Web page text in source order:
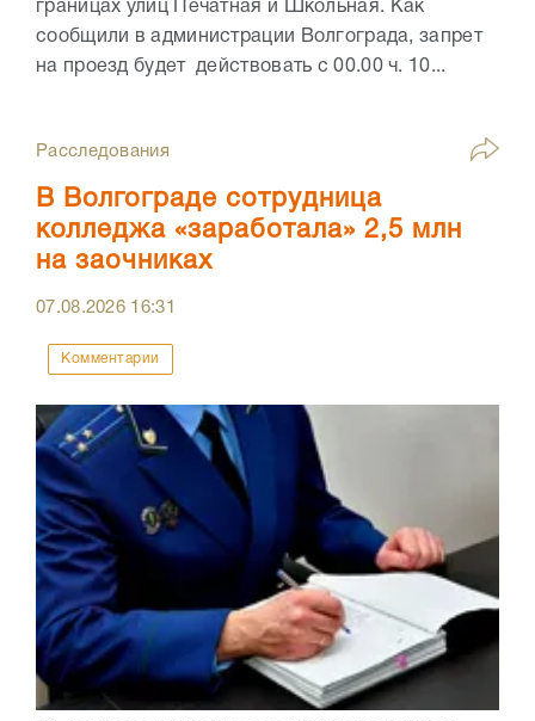
границах улиц Печатная и Школьная. Как
сообщили в администрации Волгограда, запрет
на проезд будет действовать с 00.00 ч. 10...
Расследования
В Волгограде сотрудница
колледжа «заработала» 2,5 млн
на заочниках
07.08.2026 16:31
Комментарии